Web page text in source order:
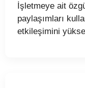
İşletmeye ait
paylaşımları
etkileşimini